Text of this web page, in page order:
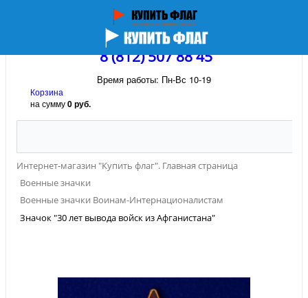
8 (812) 507 88 45
Время работы: Пн-Вс 10-19
Корзина
на сумму0 руб.
Интернет-магазин "Купить флаг". Главная страница
Военные значки
Военные значки Воинам-Интернационалистам
Значок "30 лет вывода войск из Афганистана"